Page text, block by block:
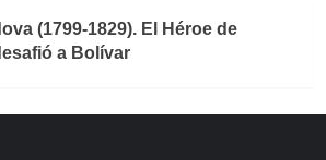
(1799-1829). El Héroe de
a Bolívar